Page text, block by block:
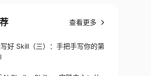
查看更多
好 Skill（三）：手把手写你的第